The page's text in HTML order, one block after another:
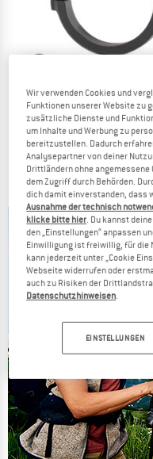
LUPINE
SL Nano Lenkerhalter 31.8
Montagehalterung
22,95 €
(0)
Wir verwenden Cookies und
Funktionen unserer Website zu
zusätzliche Dienste und
um Inhalte und Werbung zu
bereitzustellen. Dadurch
Analysepartner von deiner
Drittländern ohne
dem Zugriff durch Behörden.
dich damit einverstanden, dass
Ausnahme der technisch
klicke bitte hier . Du kannst
den „Einstellungen“ anpassen
Einwilligung ist freiwillig, für die
kann jederzeit unter „Cookie
Webseite widerrufen oder
auch zu Risiken der
Datenschutzhinweisen
EINSTELLUNGEN